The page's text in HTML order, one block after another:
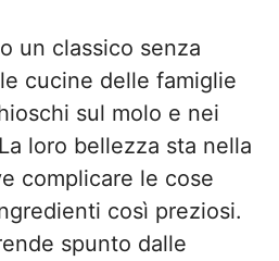
un classico senza
cucine delle famiglie
sul molo e nei
loro bellezza sta nella
complicare le cose
così preziosi.
spunto dalle